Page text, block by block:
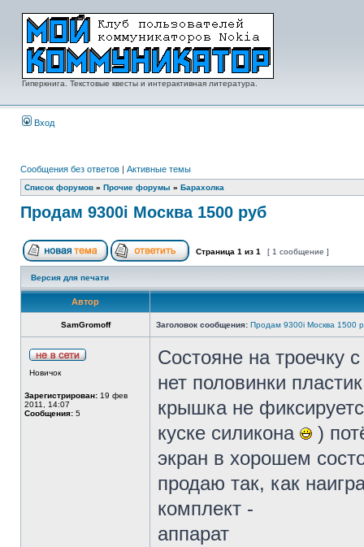
Гиперкнига. Текстовые квесты и интерактивная литература.
Вход
Сообщения без ответов | Активные темы
Список форумов » Прочие форумы » Барахолка
Продам 9300i Москва 1500 руб
Страница 1 из 1 [ 1 сообщение ]
Версия для печати
Автор
SamGromoff Заголовок сообщения: Продам 9300i Москва 1500
Новичок
Зарегистрирован: 19 фев
2011, 14:07
Сообщения: 5
Состояне на троечку
нет половинки
крышка не
куске силикона
)
экран в хорошем
продаю так, как
комплект -
аппарат